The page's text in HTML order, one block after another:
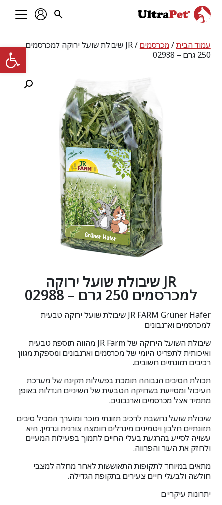
פתח עמוד הבית/מכרסמים
/ JR שיבולת שועל ירוקה למכרסמים
250 גרם – 02988
JR שיבולת שועל ירוקה
למכרסמים 250 גרם – 02988
JR FARM Grüner Hafer שיבולת שועל ירוקה טבעית
למכרסמים וארנבונים
שיבולת השועל הירוקה שלJR Farm מהווה תוספת טבעית
ואיכותית לתפריט היומי של מכרסמים וארנבונים ומספקת מגוון
רכיבים תזונתיים חשובים.
תכולת הסיבים הגבוהה תומכת בפעילות תקינה של מערכת
העיכול ומסייעת בשחיקה הטבעית של השיניים הגדלות באופן
מתמיד אצל מכרסמים וארנבונים.
שיבולת שועל נחשבת לרכיב תזונתי מוכר ומוערך המכיל סיבים
תזונתיים חלבון ויטמינים מינרלים חומצה צורנית וגרמין. היא
עשויה לסייע בהרגעת בעלי החיים לתמוך בפעילות המעיים
ולחזק את העור והפרווה.
מתאים במיוחד לתקופות התאוששות לאחר מחלה למצבי
חולשה ולבעלי חיים צעירים בתקופת הגדילה.
יתרונות עיקריים